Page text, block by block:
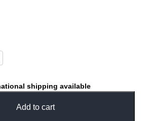
shipping available
Add to cart